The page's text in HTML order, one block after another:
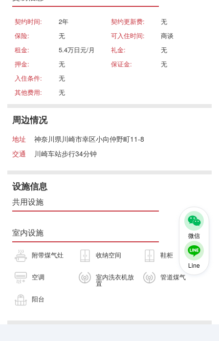
微信
Line
契约时间: 2年 契约更新费:
无
保险:
无 可入住时间:
商谈
租金:
5.4万日元/月 礼金:
无
押金:
无 保证金:
无
入住条件:
无
其他费用:
无
周边情况
地址
神奈川県川崎市幸区小向仲野町11-8
交通
川崎车站步行34分钟
设施信息
共用设施
室内设施
附带煤气灶 收纳空间 鞋柜
空调 室内洗衣机放
置
管道煤气
阳台